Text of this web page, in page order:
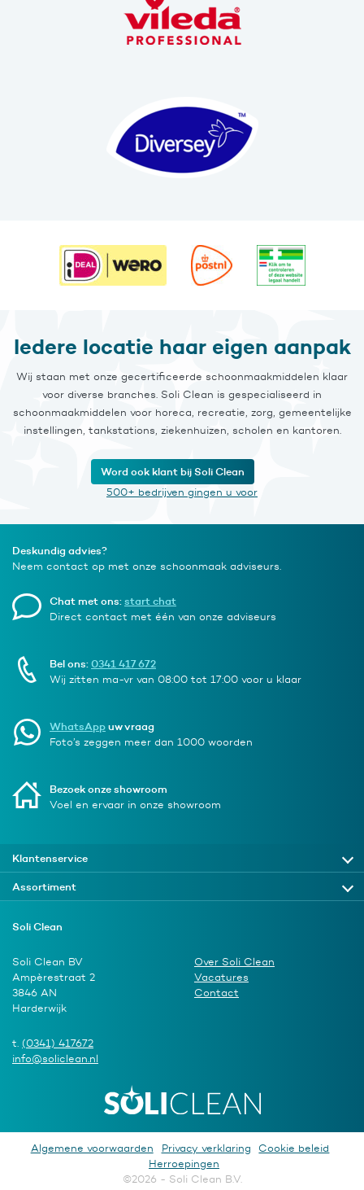
Iedere locatie haar eigen aanpak
Wij staan met onze gecertificeerde schoonmaakmiddelen klaar
voor diverse branches. Soli Clean is gespecialiseerd in
schoonmaakmiddelen voor horeca, recreatie, zorg, gemeentelijke
instellingen, tankstations, ziekenhuizen, scholen en kantoren.
Word ook klant bij Soli Clean
500+ bedrijven gingen u voor
Deskundig advies?
Neem contact op met onze schoonmaak adviseurs.
Chat met ons:start chat
Direct contact met één van onze adviseurs
Bel ons:0341 417 672
Wij zitten ma-vr van 08:00 tot 17:00 voor u klaar
WhatsAppuw vraag
Foto’s zeggen meer dan 1000 woorden
Bezoek onze showroom
Voel en ervaar in onze showroom
Klantenservice
Assortiment
Soli Clean
Soli Clean BV
Ampèrestraat 2
3846 AN
Harderwijk
t. (0341) 417672
info@soliclean.nl
Over Soli Clean
Vacatures
Contact
Algemene voorwaarden Privacy verklaring
Cookie beleid
Herroepingen
©2026 - Soli Clean B.V.